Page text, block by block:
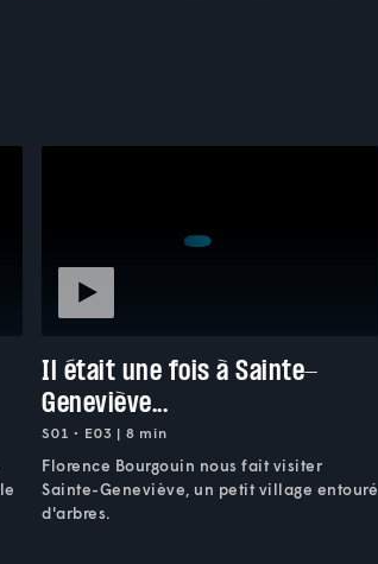
Il était une fois à Sainte-
Geneviève...
S01 • E03 | 8 min
Florence Bourgouin nous fait visiter
Sainte-Geneviève, un petit village entouré
d'arbres.